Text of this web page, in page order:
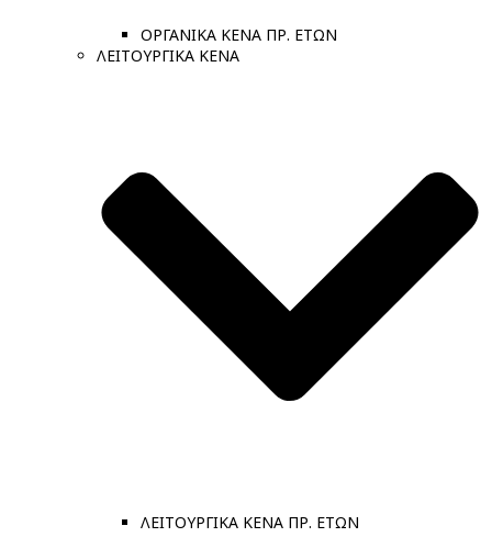
ΟΡΓΑΝΙΚΑ ΚΕΝΑ ΠΡ. ΕΤΩΝ
ΛΕΙΤΟΥΡΓΙΚΑ ΚΕΝΑ
ΛΕΙΤΟΥΡΓΙΚΑ ΚΕΝΑ ΠΡ. ΕΤΩΝ